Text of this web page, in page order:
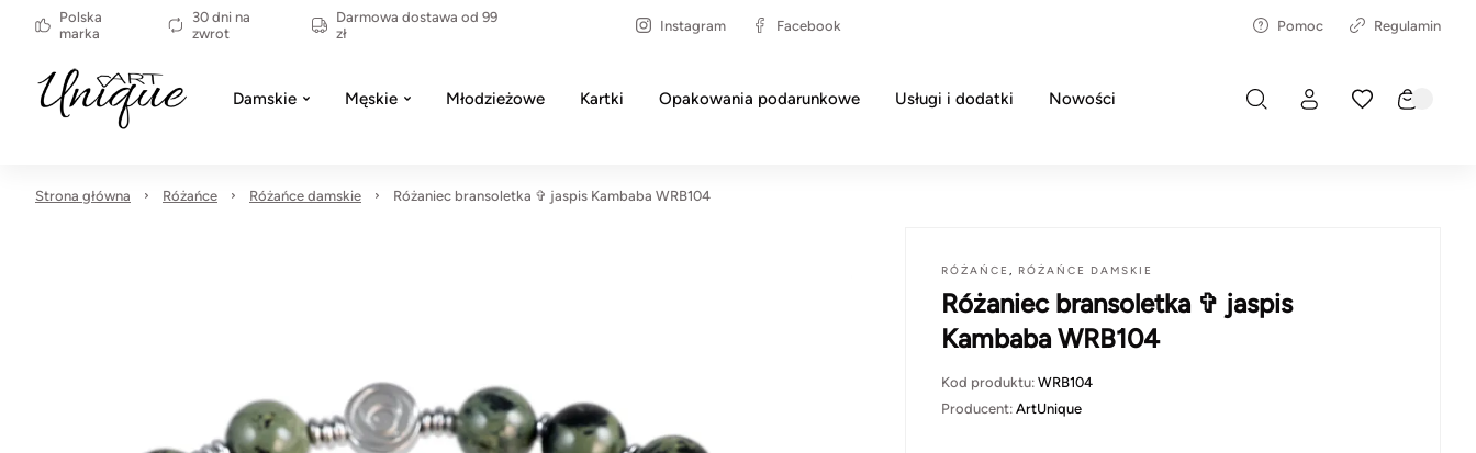
Polska
marka
30 dni na
zwrot
Darmowa dostawa od 99
zł
Instagram Facebook Pomoc Regulamin
Damskie Męskie Młodzieżowe Kartki Opakowania podarunkowe Usługi i dodatki Nowości
Strona główna Różańce Różańce damskie Różaniec bransoletka ✞ jaspis Kambaba WRB104
RÓŻAŃCE , RÓŻAŃCE DAMSKIE
Różaniec bransoletka ✞ jaspis
Kambaba WRB104
Kod produktu: WRB104
Producent: ArtUnique